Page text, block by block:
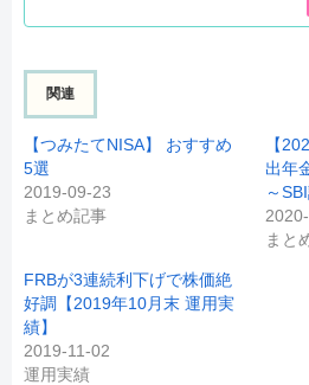
関連
【つみたてNISA】 おすすめ
5選
2019-09-23
まとめ記事
【
出年
～
まと
FRBが3連続利下げで株価絶
好調【2019年10月末 運用実
績】
2019-11-02
運用実績